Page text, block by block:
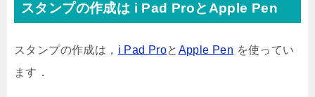
スタンプの作成は i Pad ProとApple Pen
スタンプの作成は， i Pad Proと Apple Pen を使ってい
ます．